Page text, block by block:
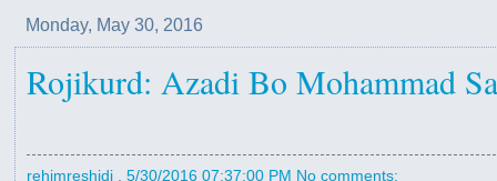
Monday, May 30, 2016
Rojikurd: Azadi Bo Mohammad
rehimreshidi 5/30/2016 07:37:00 PM No comments: